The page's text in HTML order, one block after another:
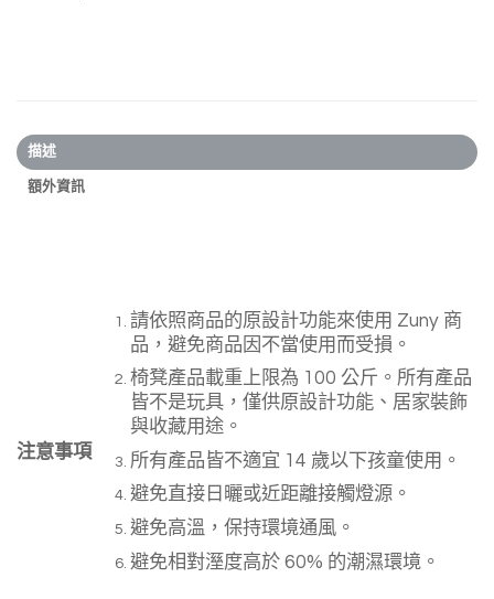
描述
額外資訊
注意事項
請依照商品的原設計功能來使用 Zuny 商
品，避免商品因不當使用而受損。
椅凳產品載重上限為 100 公斤。所有產品
皆不是玩具，僅供原設計功能、居家裝飾
與收藏用途。
所有產品皆不適宜 14 歲以下孩童使用。
避免直接日曬或近距離接觸燈源。
避免高溫，保持環境通風。
避免相對溼度高於 60% 的潮濕環境。